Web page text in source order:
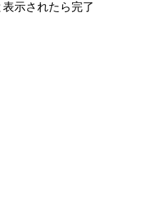
表示されたら完了